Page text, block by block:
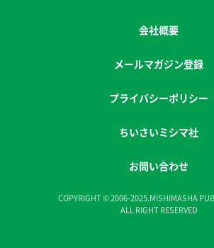
会社概要
メールマガジン登録
プライバシーポリシー
ちいさいミシマ社
お問い合わせ
COPYRIGHT © 2006-2025.MISHIMASHA
ALL RIGHT RESERVED